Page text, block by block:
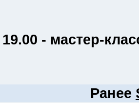
- мастер-
Ранее